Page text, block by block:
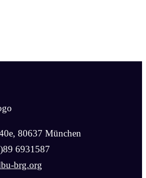
80637 München
6931587
brg.org